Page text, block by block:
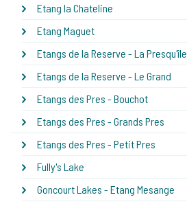
Etang la Chateline
Etang Maguet
Etangs de la Reserve - La Presqu'île
Etangs de la Reserve - Le Grand
Etangs des Pres - Bouchot
Etangs des Pres - Grands Pres
Etangs des Pres - Petit Pres
Fully's Lake
Goncourt Lakes - Etang Mesange